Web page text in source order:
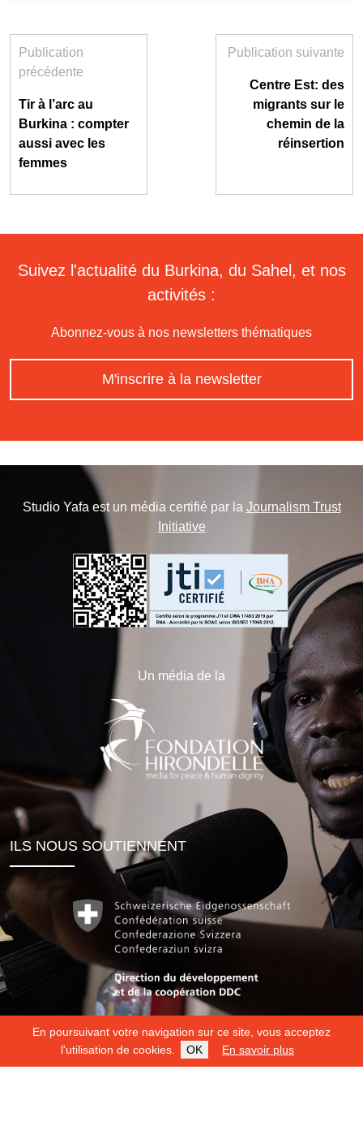
En poursuivant votre navigation sur ce site, vous acceptez
l'utilisation de cookies.
OK En savoir plus
Publication
précédente
Tir à l’arc au
Burkina : compter
aussi avec les
femmes
Publication suivante
Centre Est: des
migrants sur le
chemin de la
réinsertion
Suivez l'actualité du Burkina, du Sahel, et nos
activités :
Abonnez-vous à nos newsletters thématiques
M'inscrire à la newsletter
Studio Yafa est un média certifié par la Journalism Trust
Initiative
Un média de la
ILS NOUS SOUTIENNENT